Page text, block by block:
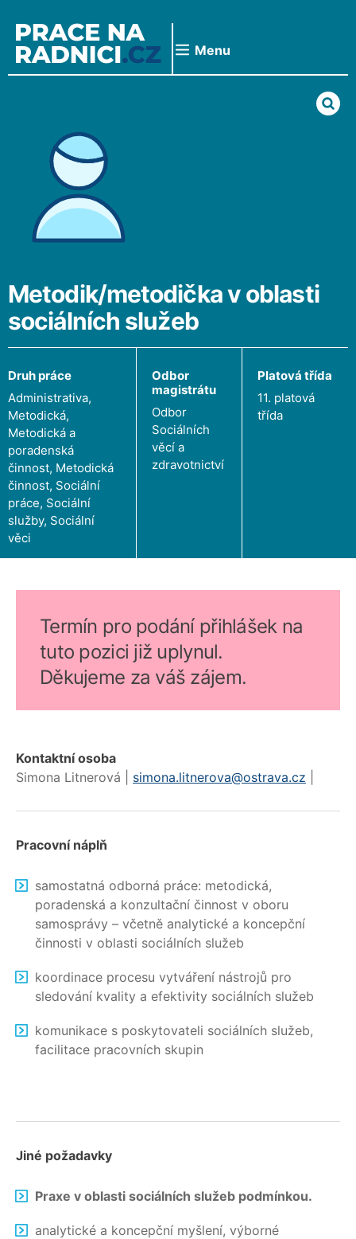
obsah
Menu
Metodik/metodička v oblasti
sociálních služeb
Druh práce
Administrativa,
Metodická,
Metodická a
poradenská
činnost, Metodická
činnost, Sociální
práce, Sociální
služby, Sociální
věci
Odbor
magistrátu
Odbor
Sociálních
věcí a
zdravotnictví
Platová třída
11. platová
třída
Termín pro podání přihlášek na
tuto pozici již uplynul.
Děkujeme za váš zájem.
Kontaktní osoba
Simona Litnerová | simona.litnerova@ostrava.cz
Pracovní náplň
samostatná odborná práce: metodická,
poradenská a konzultační činnost v oboru
samosprávy – včetně analytické a koncepční
činnosti v oblasti sociálních služeb
koordinace procesu vytváření nástrojů pro
sledování kvality a efektivity sociálních služeb
komunikace s poskytovateli sociálních služeb,
facilitace pracovních skupin
Jiné požadavky
Praxe v oblasti sociálních služeb podmínkou.
analytické a koncepční myšlení, výborné